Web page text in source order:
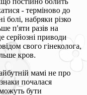
- терміново до
болі, набряки різко
п'яти разів на
серйозні приводи
свого гінеколога,
кров.
мамі не про
почалася
бути